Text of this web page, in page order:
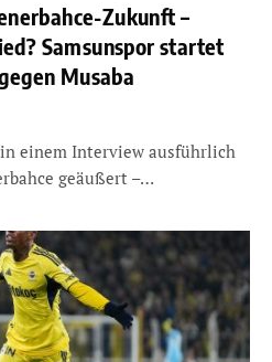
Zukunft –
Samsunspor startet
Musaba
einem Interview ausführlich
geäußert –…